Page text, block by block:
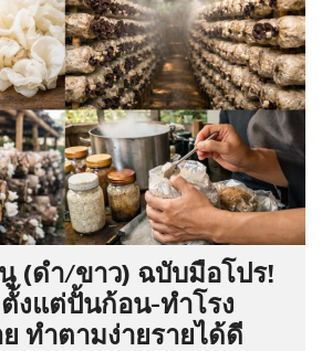
(ดำ/ขาว) ฉบับมือโปร!
งแต่ปั้นก้อน-ทำโรง
ย ทำตามง่ายรายได้ดี